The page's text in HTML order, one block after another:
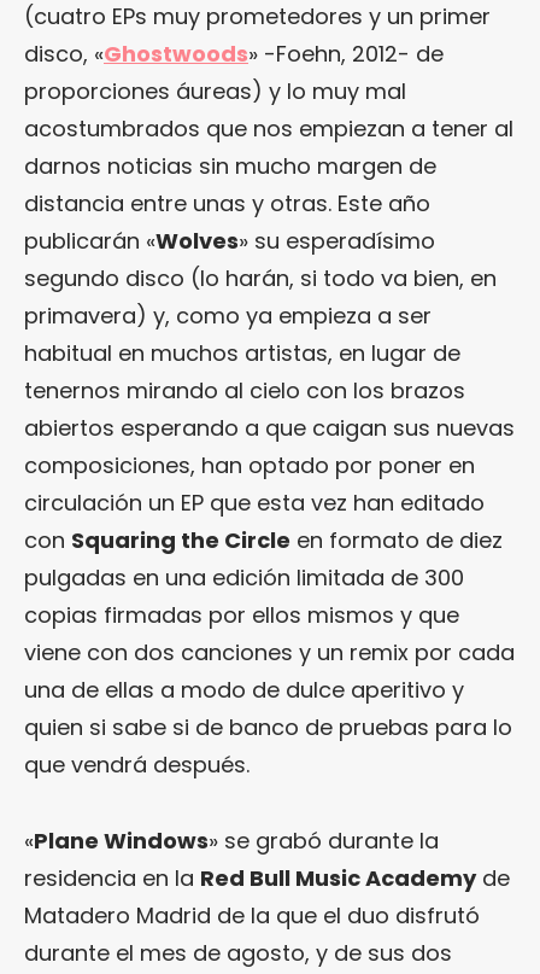
(cuatro EPs muy prometedores y un primer
disco, «Ghostwoods» -Foehn, 2012- de
proporciones áureas) y lo muy mal
acostumbrados que nos empiezan a tener al
darnos noticias sin mucho margen de
distancia entre unas y otras. Este año
publicarán «Wolves» su esperadísimo
segundo disco (lo harán, si todo va bien, en
primavera) y, como ya empieza a ser
habitual en muchos artistas, en lugar de
tenernos mirando al cielo con los brazos
abiertos esperando a que caigan sus nuevas
composiciones, han optado por poner en
circulación un EP que esta vez han editado
con Squaring the Circle en formato de diez
pulgadas en una edición limitada de 300
copias firmadas por ellos mismos y que
viene con dos canciones y un remix por cada
una de ellas a modo de dulce aperitivo y
quien si sabe si de banco de pruebas para lo
que vendrá después.
«Plane Windows» se grabó durante la
residencia en la Red Bull Music Academyde
Matadero Madrid de la que el duo disfrutó
durante el mes de agosto, y de sus dos